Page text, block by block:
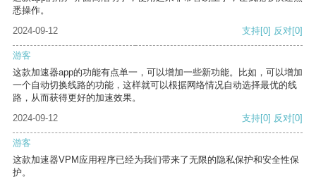
悉操作。
2024-09-12
支持[0] 反对[0]
游客
这款加速器app的功能有点单一，可以增加一些新功能。比如，可以增加
一个自动切换线路的功能，这样就可以根据网络情况自动选择最优的线
路，从而获得更好的加速效果。
2024-09-12
支持[0] 反对[0]
游客
这款加速器VPM应用程序已经为我们带来了无限的隐私保护和安全性保
护。